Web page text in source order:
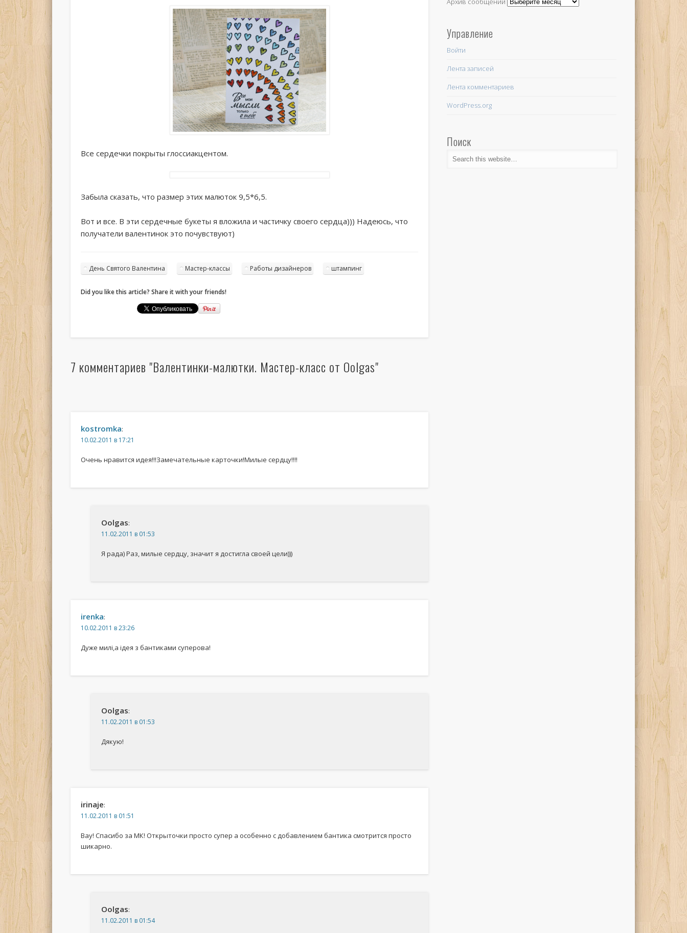
Все сердечки покрыты глоссиакцентом.
Забыла сказать, что размер этих малюток 9,5*6,5.
Вот и все. В эти сердечные букеты я вложила и частичку своего сердца))) Надеюсь, что
получатели валентинок это почувствуют)
День Святого Валентина Мастер-классы Работы дизайнеров штампинг
Did you like this article? Share it with your friends!
7 комментариев "Валентинки-малютки. Мастер-класс от Oolgas"
kostromka:
10.02.2011 в 17:21
Очень нравится идея!!!Замечательные карточки!Милые сердцу!!!!
Oolgas:
11.02.2011 в 01:53
Я рада) Раз, милые сердцу, значит я достигла своей цели)))
irenka:
10.02.2011 в 23:26
Дуже милі,а ідея з бантиками суперова!
Oolgas:
11.02.2011 в 01:53
Дякую!
irinaje:
11.02.2011 в 01:51
Вау! Спасибо за МК! Открыточки просто супер а особенно с добавлением бантика смотрится просто
шикарно.
Oolgas:
11.02.2011 в 01:54
Управление
Войти
Лента записей
Лента комментариев
WordPress.org
Поиск